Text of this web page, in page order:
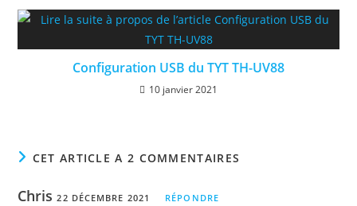
Configuration USB du TYT TH-UV88
10 janvier 2021
CET ARTICLE A 2 COMMENTAIRES
Chris22 DÉCEMBRE 2021 RÉPONDRE